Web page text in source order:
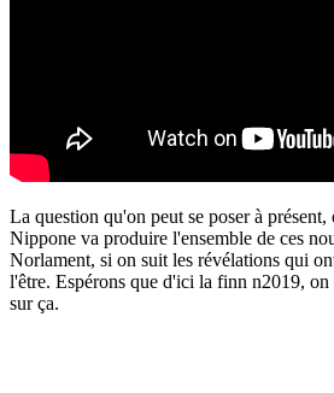
La question qu'on peut se poser à présent,
Nippone va produire l'ensemble de ces
Norlament, si on suit les révélations qui
l'être. Espérons que d'ici la finn n2019,
sur ça.